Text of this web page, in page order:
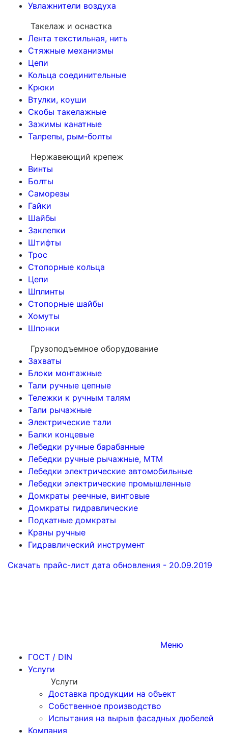
Увлажнители воздуха
Такелаж и оснастка
Лента текстильная, нить
Стяжные механизмы
Цепи
Кольца соединительные
Крюки
Втулки, коуши
Скобы такелажные
Зажимы канатные
Талрепы, рым-болты
Нержавеющий крепеж
Винты
Болты
Саморезы
Гайки
Шайбы
Заклепки
Штифты
Трос
Стопорные кольца
Цепи
Шплинты
Стопорные шайбы
Хомуты
Шпонки
Грузоподъемное оборудование
Захваты
Блоки монтажные
Тали ручные цепные
Тележки к ручным талям
Тали рычажные
Электрические тали
Балки концевые
Лебедки ручные барабанные
Лебедки ручные рычажные, МТМ
Лебедки электрические автомобильные
Лебедки электрические промышленные
Домкраты реечные, винтовые
Домкраты гидравлические
Подкатные домкраты
Краны ручные
Гидравлический инструмент
Скачать прайс-лист дата обновления - 20.09.2019
Меню
ГОСТ / DIN
Услуги
Услуги
Доставка продукции на объект
Собственное производство
Испытания на вырыв фасадных дюбелей
Компания